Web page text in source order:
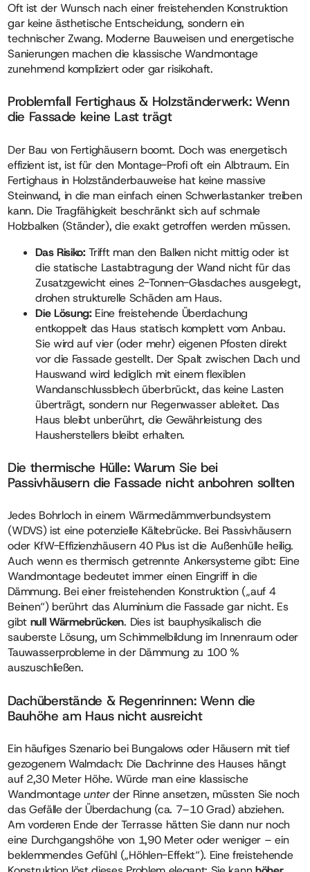
Oft ist der Wunsch nach einer freistehenden Konstruktion
gar keine ästhetische Entscheidung, sondern ein
technischer Zwang. Moderne Bauweisen und energetische
Sanierungen machen die klassische Wandmontage
zunehmend kompliziert oder gar risikohaft.
Problemfall Fertighaus & Holzständerwerk: Wenn
die Fassade keine Last trägt
Der Bau von Fertighäusern boomt. Doch was energetisch
effizient ist, ist für den Montage-Profi oft ein Albtraum. Ein
Fertighaus in Holzständerbauweise hat keine massive
Steinwand, in die man einfach einen Schwerlastanker treiben
kann. Die Tragfähigkeit beschränkt sich auf schmale
Holzbalken (Ständer), die exakt getroffen werden müssen.
Das Risiko: Trifft man den Balken nicht mittig oder ist
die statische Lastabtragung der Wand nicht für das
Zusatzgewicht eines 2-Tonnen-Glasdaches ausgelegt,
drohen strukturelle Schäden am Haus.
Die Lösung: Eine freistehende Überdachung
entkoppelt das Haus statisch komplett vom Anbau.
Sie wird auf vier (oder mehr) eigenen Pfosten direkt
vor die Fassade gestellt. Der Spalt zwischen Dach und
Hauswand wird lediglich mit einem flexiblen
Wandanschlussblech überbrückt, das keine Lasten
überträgt, sondern nur Regenwasser ableitet. Das
Haus bleibt unberührt, die Gewährleistung des
Hausherstellers bleibt erhalten.
Die thermische Hülle: Warum Sie bei
Passivhäusern die Fassade nicht anbohren sollten
Jedes Bohrloch in einem Wärmedämmverbundsystem
(WDVS) ist eine potenzielle Kältebrücke. Bei Passivhäusern
oder KfW-Effizienzhäusern 40 Plus ist die Außenhülle heilig.
Auch wenn es thermisch getrennte Ankersysteme gibt: Eine
Wandmontage bedeutet immer einen Eingriff in die
Dämmung. Bei einer freistehenden Konstruktion („auf 4
Beinen“) berührt das Aluminium die Fassade gar nicht. Es
gibt null Wärmebrücken. Dies ist bauphysikalisch die
sauberste Lösung, um Schimmelbildung im Innenraum oder
Tauwasserprobleme in der Dämmung zu 100 %
auszuschließen.
Dachüberstände & Regenrinnen: Wenn die
Bauhöhe am Haus nicht ausreicht
Ein häufiges Szenario bei Bungalows oder Häusern mit tief
gezogenem Walmdach: Die Dachrinne des Hauses hängt
auf 2,30 Meter Höhe. Würde man eine klassische
Wandmontageunterder Rinne ansetzen, müssten Sie noch
das Gefälle der Überdachung (ca. 7–10 Grad) abziehen.
Am vorderen Ende der Terrasse hätten Sie dann nur noch
eine Durchgangshöhe von 1,90 Meter oder weniger – ein
beklemmendes Gefühl („Höhlen-Effekt“). Eine freistehende